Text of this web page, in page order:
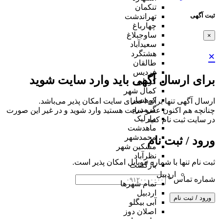
ثبت آگهی
×
×
برای ارسال آگهی باید وارد سایت شوید
ارسال آگهی تنها برای اعضای سایت امکان پذیر می‌باشد.
چنانچه هم‌ اکنون عضو سایت هستید وارد شوید و در غیر این صورت
در سایت ثبت نام کنید
ورود / ثبت نام
ثبت نام تنها با شماره موبایل امکان پذیر است.
شماره تماس*
ورود / ثبت نام
تنکمان
تهراندشت
چهارباغ
ساوجبلاغ
سعیدآباد
هشتگرد
طالقان
فردیس
کردان
کمال شهر
کوهسار
گرمدره
مارلیک
ماهدشت
محمدشهر
مشکین شهر
نظرآباد
بازگشت
اردبیل
تمام شهر‌ها
اردبیل
آبی بیگلو
اصلان دوز